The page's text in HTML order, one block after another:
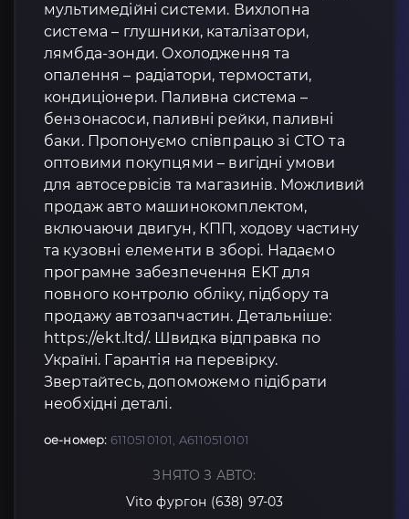
мультимедійні системи. Вихлопна
система – глушники, каталізатори,
лямбда-зонди. Охолодження та
опалення – радіатори, термостати,
кондиціонери. Паливна система –
бензонасоси, паливні рейки, паливні
баки. Пропонуємо співпрацю зі СТО та
оптовими покупцями – вигідні умови
для автосервісів та магазинів. Можливий
продаж авто машинокомплектом,
включаючи двигун, КПП, ходову частину
та кузовні елементи в зборі. Надаємо
програмне забезпечення EKT для
повного контролю обліку, підбору та
продажу автозапчастин. Детальніше:
https://ekt.ltd/. Швидка відправка по
Україні. Гарантія на перевірку.
Звертайтесь, допоможемо підібрати
необхідні деталі.
oe-номер: 6110510101, A6110510101
ЗНЯТО З АВТО:
Vito фургон (638) 97-03